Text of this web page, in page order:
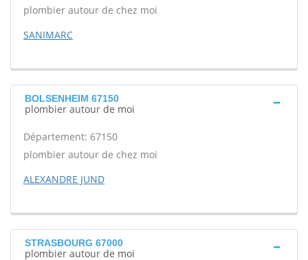
plombier autour de chez moi
SANIMARC
BOLSENHEIM 67150
plombier autour de moi
Département: 67150
plombier autour de chez moi
ALEXANDRE JUND
STRASBOURG 67000
plombier autour de moi